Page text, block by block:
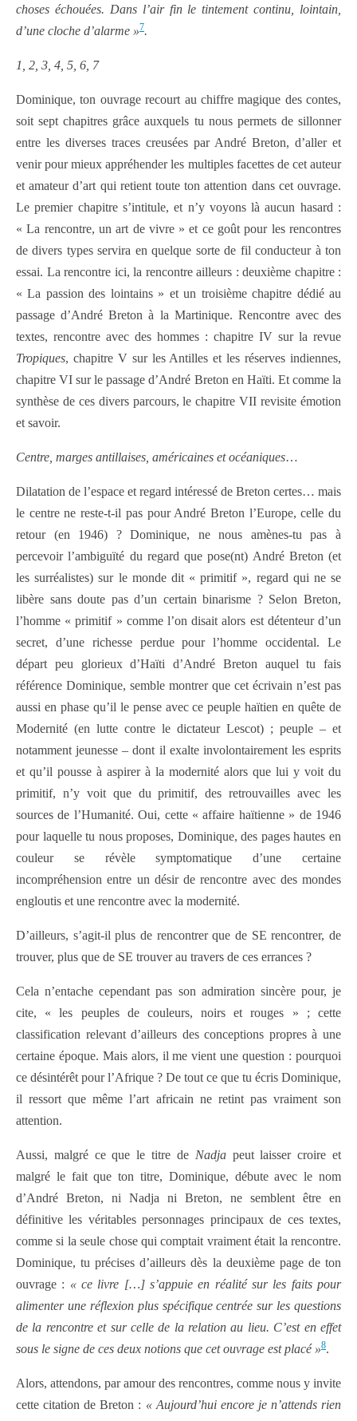
choses échouées. Dans l’air fin le tintement continu, lointain,
d’une cloche d’alarme »7.
1, 2, 3, 4, 5, 6, 7
Dominique, ton ouvrage recourt au chiffre magique des contes,
soit sept chapitres grâce auxquels tu nous permets de sillonner
entre les diverses traces creusées par André Breton, d’aller et
venir pour mieux appréhender les multiples facettes de cet auteur
et amateur d’art qui retient toute ton attention dans cet ouvrage.
Le premier chapitre s’intitule, et n’y voyons là aucun hasard :
« La rencontre, un art de vivre » et ce goût pour les rencontres
de divers types servira en quelque sorte de fil conducteur à ton
essai. La rencontre ici, la rencontre ailleurs : deuxième chapitre :
« La passion des lointains » et un troisième chapitre dédié au
passage d’André Breton à la Martinique. Rencontre avec des
textes, rencontre avec des hommes : chapitre IV sur la revue
Tropiques, chapitre V sur les Antilles et les réserves indiennes,
chapitre VI sur le passage d’André Breton en Haïti. Et comme la
synthèse de ces divers parcours, le chapitre VII revisite émotion
et savoir.
Centre, marges antillaises, américaines et océaniques…
Dilatation de l’espace et regard intéressé de Breton certes… mais
le centre ne reste-t-il pas pour André Breton l’Europe, celle du
retour (en 1946) ? Dominique, ne nous amènes-tu pas à
percevoir l’ambiguïté du regard que pose(nt) André Breton (et
les surréalistes) sur le monde dit « primitif », regard qui ne se
libère sans doute pas d’un certain binarisme ? Selon Breton,
l’homme « primitif » comme l’on disait alors est détenteur d’un
secret, d’une richesse perdue pour l’homme occidental. Le
départ peu glorieux d’Haïti d’André Breton auquel tu fais
référence Dominique, semble montrer que cet écrivain n’est pas
aussi en phase qu’il le pense avec ce peuple haïtien en quête de
Modernité (en lutte contre le dictateur Lescot) ; peuple – et
notamment jeunesse – dont il exalte involontairement les esprits
et qu’il pousse à aspirer à la modernité alors que lui y voit du
primitif, n’y voit que du primitif, des retrouvailles avec les
sources de l’Humanité. Oui, cette « affaire haïtienne » de 1946
pour laquelle tu nous proposes, Dominique, des pages hautes en
couleur se révèle symptomatique d’une certaine
incompréhension entre un désir de rencontre avec des mondes
engloutis et une rencontre avec la modernité.
D’ailleurs, s’agit-il plus de rencontrer que de SE rencontrer, de
trouver, plus que de SE trouver au travers de ces errances ?
Cela n’entache cependant pas son admiration sincère pour, je
cite, « les peuples de couleurs, noirs et rouges » ; cette
classification relevant d’ailleurs des conceptions propres à une
certaine époque. Mais alors, il me vient une question : pourquoi
ce désintérêt pour l’Afrique ? De tout ce que tu écris Dominique,
il ressort que même l’art africain ne retint pas vraiment son
attention.
Aussi, malgré ce que le titre de Nadjapeut laisser croire et
malgré le fait que ton titre, Dominique, débute avec le nom
d’André Breton, ni Nadja ni Breton, ne semblent être en
définitive les véritables personnages principaux de ces textes,
comme si la seule chose qui comptait vraiment était la rencontre.
Dominique, tu précises d’ailleurs dès la deuxième page de ton
ouvrage : « ce livre […] s’appuie en réalité sur les faits pour
alimenter une réflexion plus spécifique centrée sur les questions
de la rencontre et sur celle de la relation au lieu. C’est en effet
sous le signe de ces deux notions que cet ouvrage est placé »8.
Alors, attendons, par amour des rencontres, comme nous y invite
cette citation de Breton : « Aujourd’hui encore je n’attends rien